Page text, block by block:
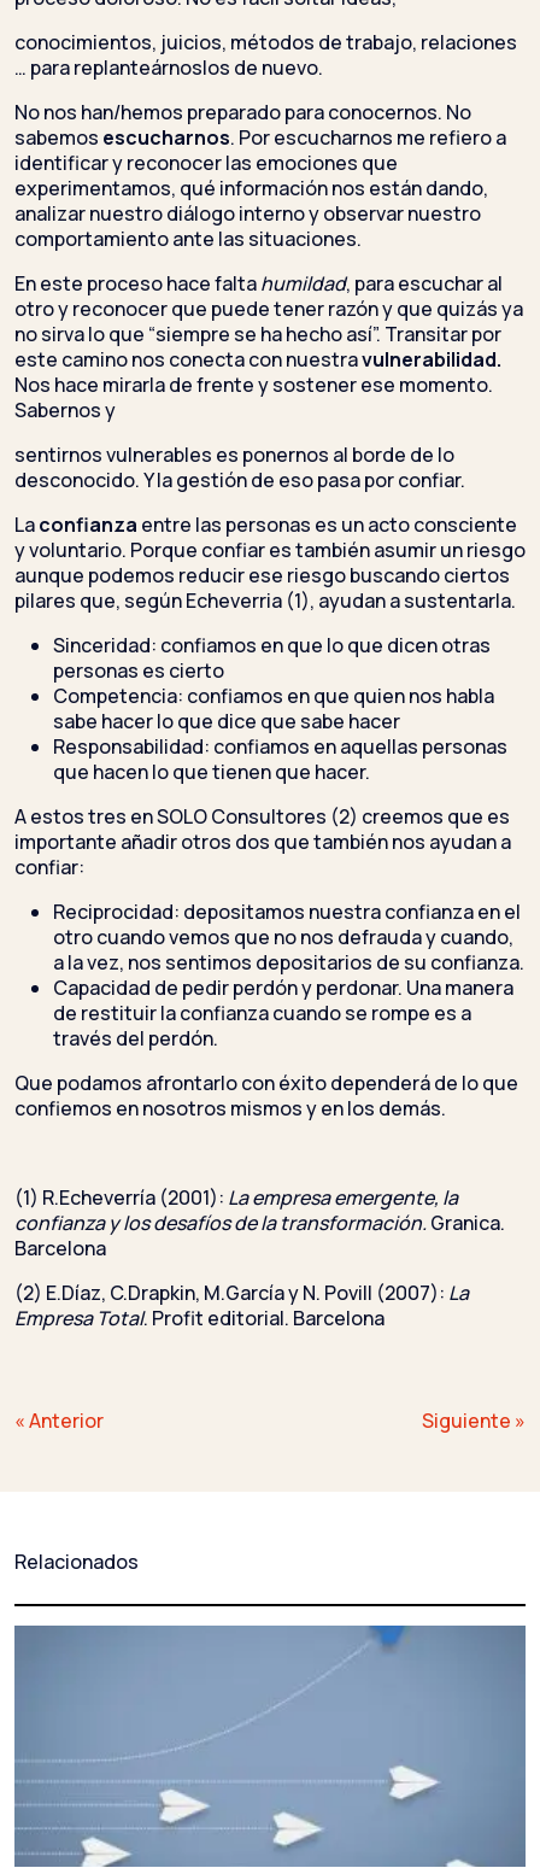
conocimientos, juicios, métodos de trabajo, relaciones
… para replanteárnoslos de nuevo.
No nos han/hemos preparado para conocernos. No
sabemos escucharnos. Por escucharnos me refiero a
identificar y reconocer las emociones que
experimentamos, qué información nos están dando,
analizar nuestro diálogo interno y observar nuestro
comportamiento ante las situaciones.
En este proceso hace faltahumildad, para escuchar al
otro y reconocer que puede tener razón y que quizás ya
no sirva lo que “siempre se ha hecho así”. Transitar por
este camino nos conecta con nuestravulnerabilidad.
Nos hace mirarla de frente y sostener ese momento.
Sabernos y
sentirnos vulnerables es ponernos al borde de lo
desconocido. Y la gestión de eso pasa por confiar.
Laconfianza entre las personas es un acto consciente
y voluntario. Porque confiar es también asumir un riesgo
aunque podemos reducir ese riesgo buscando ciertos
pilares que, según Echeverria (1), ayudan a sustentarla.
Sinceridad: confiamos en que lo que dicen otras
personas es cierto
Competencia: confiamos en que quien nos habla
sabe hacer lo que dice que sabe hacer
Responsabilidad: confiamos en aquellas personas
que hacen lo que tienen que hacer.
A estos tres en SOLO Consultores (2) creemos que es
importante añadir otros dos que también nos ayudan a
confiar:
Reciprocidad: depositamos nuestra confianza en el
otro cuando vemos que no nos defrauda y cuando,
a la vez, nos sentimos depositarios de su confianza.
Capacidad de pedir perdón y perdonar. Una manera
de restituir la confianza cuando se rompe es a
través del perdón.
Que podamos afrontarlo con éxito dependerá de lo que
confiemos en nosotros mismos y en los demás.
(1) R.Echeverría (2001): La empresa emergente, la
confianza y los desafíos de la transformación.Granica.
Barcelona
(2) E.Díaz, C.Drapkin, M.García y N. Povill (2007): La
Empresa Total. Profit editorial. Barcelona
Navegación
« Anterior Siguiente »
Relacionados